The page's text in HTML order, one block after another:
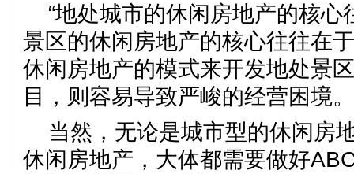
“地处城市的休闲房地产的核
景区的休闲房地产的核心往往在
休闲房地产的模式来开发地处景
目，则容易导致严峻的经营
当然，无论是城市型的休闲房
休闲房地产，大体都需要做好